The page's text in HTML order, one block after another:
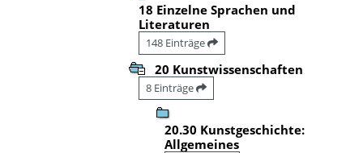
18 Einzelne Sprachen und
Literaturen
148 Einträge
20 Kunstwissenschaften
8 Einträge
20.30 Kunstgeschichte:
Allgemeines